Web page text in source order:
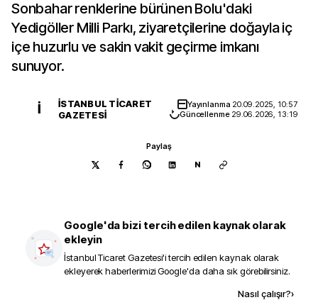
Sonbahar renklerine bürünen Bolu'daki
Yedigöller Milli Parkı, ziyaretçilerine doğayla iç
içe huzurlu ve sakin vakit geçirme imkanı
sunuyor.
İ
İSTANBUL TICARET
GAZETESI
Yayınlanma 20.09.2025, 10:57
Güncellenme 29.06.2026, 13:19
Paylaş
N
Google'da bizi tercih edilen kaynak olarak
ekleyin
İstanbul Ticaret Gazetesi'i tercih edilen kaynak olarak
ekleyerek haberlerimizi Google'da daha sık görebilirsiniz.
Nasıl çalışır?›